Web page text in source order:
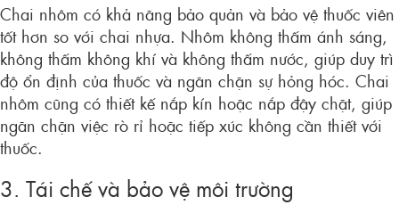
Chai nhôm có khả năng bảo quản và bảo vệ thuốc viên
tốt hơn so với chai nhựa. Nhôm không thấm ánh sáng,
không thấm không khí và không thấm nước, giúp duy trì
độ ổn định của thuốc và ngăn chặn sự hỏng hóc. Chai
nhôm cũng có thiết kế nắp kín hoặc nắp đậy chặt, giúp
ngăn chặn việc rò rỉ hoặc tiếp xúc không cần thiết với
thuốc.
3. Tái chế và bảo vệ môi trường